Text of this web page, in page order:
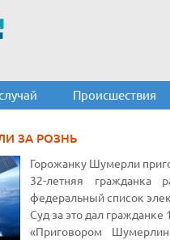
Происшествия
ЗА РОЗНЬ
Горожанку Шумерли
32-летняя гражданка
федеральный список
Суд за это дал гражданке
«Приговором